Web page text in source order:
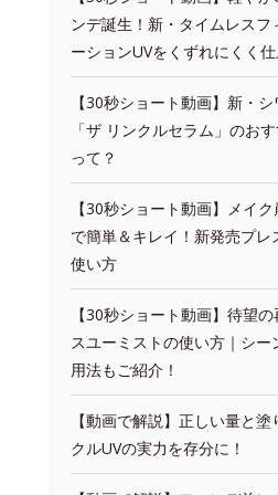
ンデ誕生！新・タイムレスフ
ーションUVをくずれにくく
【30秒ショート動画】新・
「ザ リンクルセラム」のお
って？
【30秒ショート動画】メイ
で簡単＆キレイ！新発売プレ
使い方
【30秒ショート動画】待望
スユーミストの使い方｜シー
用法もご紹介！
【動画で解説】正しい量と
クルUVの実力を存分に！